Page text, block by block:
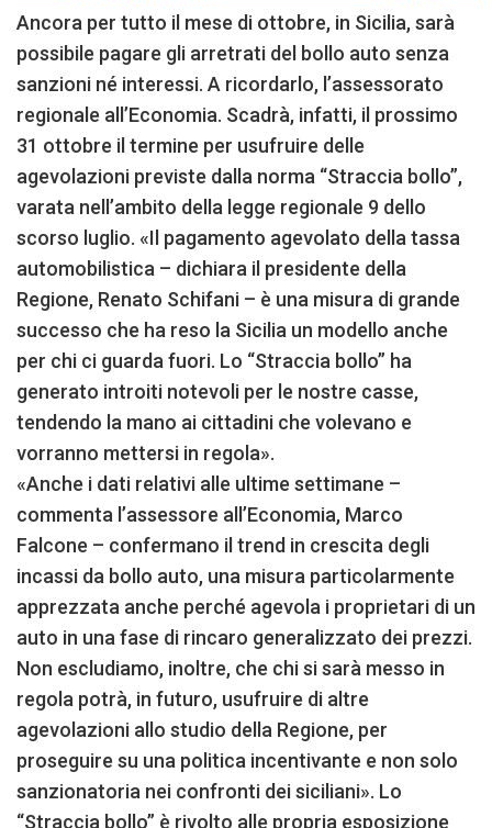
Ancora per tutto il mese di ottobre, in Sicilia, sarà
possibile pagare gli arretrati del bollo auto senza
sanzioni né interessi. A ricordarlo, l’assessorato
regionale all’Economia. Scadrà, infatti, il prossimo
31 ottobre il termine per usufruire delle
agevolazioni previste dalla norma “Straccia bollo”,
varata nell’ambito della legge regionale 9 dello
scorso luglio. «Il pagamento agevolato della tassa
automobilistica – dichiara il presidente della
Regione, Renato Schifani – è una misura di grande
successo che ha reso la Sicilia un modello anche
per chi ci guarda fuori. Lo “Straccia bollo” ha
generato introiti notevoli per le nostre casse,
tendendo la mano ai cittadini che volevano e
vorranno mettersi in regola».
«Anche i dati relativi alle ultime settimane –
commenta l’assessore all’Economia, Marco
Falcone – confermano il trend in crescita degli
incassi da bollo auto, una misura particolarmente
apprezzata anche perché agevola i proprietari di un
auto in una fase di rincaro generalizzato dei prezzi.
Non escludiamo, inoltre, che chi si sarà messo in
regola potrà, in futuro, usufruire di altre
agevolazioni allo studio della Regione, per
proseguire su una politica incentivante e non solo
sanzionatoria nei confronti dei siciliani». Lo
“Straccia bollo” è rivolto alle propria esposizione